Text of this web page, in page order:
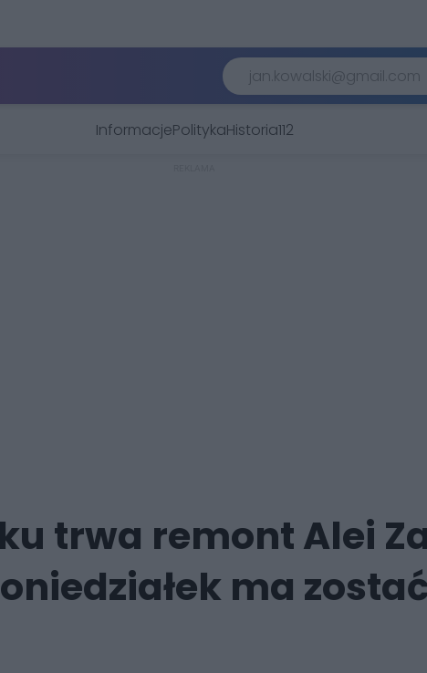
InformacjePolitykaHistoria112
trwa remont Alei
ma